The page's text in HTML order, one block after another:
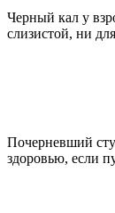
Черный кал у
слизистой, ни
Почерневший
здоровью, если